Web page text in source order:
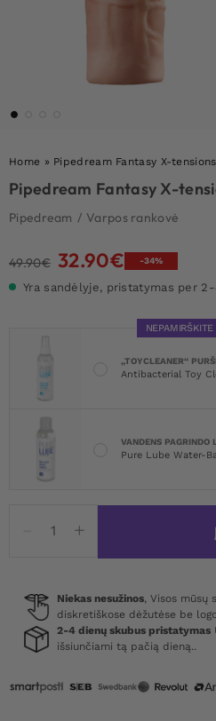
Home » Pipedream Fantasy X-
Pipedream Fantasy X-
Pipedream / Varpos rankovė
49.90€ Original
was:
32.90€Current
32.90€.
-34%
Yra sandėlyje, pristatymas per
„TOYCLEANER“
Antibacterial Toy
VANDENS PAGRINDO
Pure Lube Water-
kiekis:
Pipedream
X-
tensions
Mega
Extension
Niekas nesužinos, Visos mūsų
diskretiškose dėžutėse be
2-4 dienų skubus pristatymas
išsiunčiami tą pačią dieną..